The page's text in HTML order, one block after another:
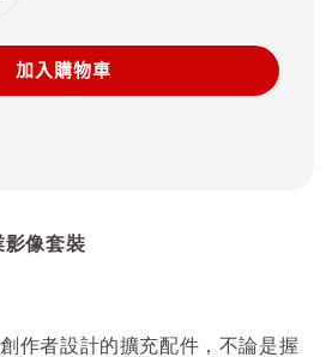
加入購物車
像套裝
作者設計的擴充配件，不論是握